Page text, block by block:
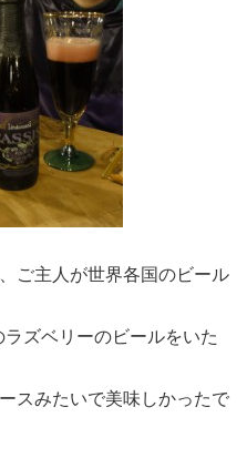
ご主人が世界各国のビール
ズベリーのビールをいた
スみたいで美味しかったで